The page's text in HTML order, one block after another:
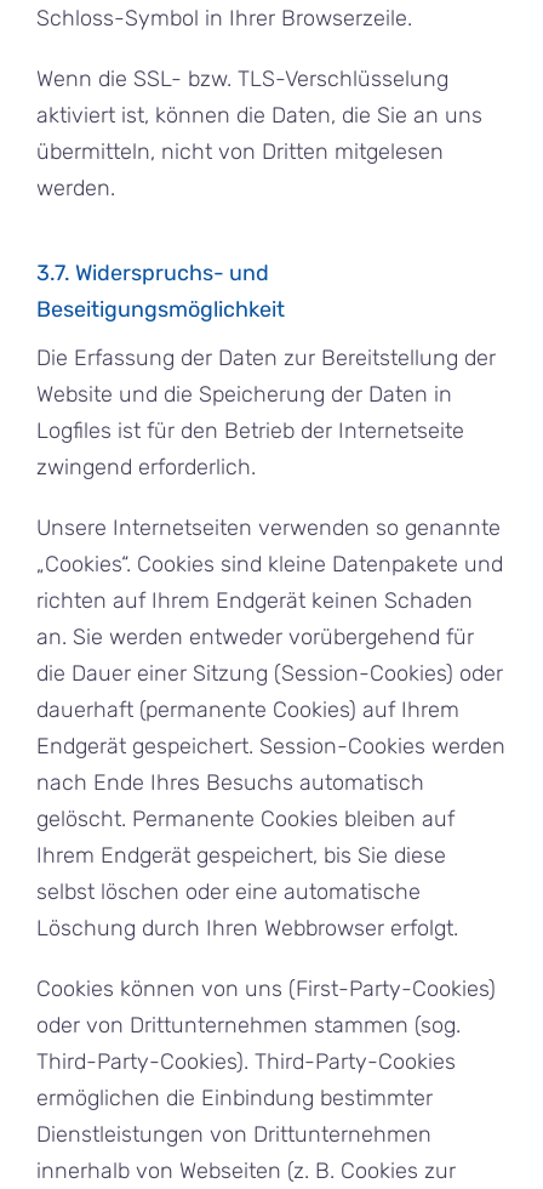
Schloss-Symbol in Ihrer Browserzeile.
Wenn die SSL- bzw. TLS-Verschlüsselung
aktiviert ist, können die Daten, die Sie an uns
übermitteln, nicht von Dritten mitgelesen
werden.
3.7. Widerspruchs- und
Beseitigungsmöglichkeit
Die Erfassung der Daten zur Bereitstellung der
Website und die Speicherung der Daten in
Logfiles ist für den Betrieb der Internetseite
zwingend erforderlich.
Unsere Internetseiten verwenden so genannte
„Cookies“. Cookies sind kleine Datenpakete und
richten auf Ihrem Endgerät keinen Schaden
an. Sie werden entweder vorübergehend für
die Dauer einer Sitzung (Session-Cookies) oder
dauerhaft (permanente Cookies) auf Ihrem
Endgerät gespeichert. Session-Cookies werden
nach Ende Ihres Besuchs automatisch
gelöscht. Permanente Cookies bleiben auf
Ihrem Endgerät gespeichert, bis Sie diese
selbst löschen oder eine automatische
Löschung durch Ihren Webbrowser erfolgt.
Cookies können von uns (First-Party-Cookies)
oder von Drittunternehmen stammen (sog.
Third-Party-Cookies). Third-Party-Cookies
ermöglichen die Einbindung bestimmter
Dienstleistungen von Drittunternehmen
innerhalb von Webseiten (z. B. Cookies zur